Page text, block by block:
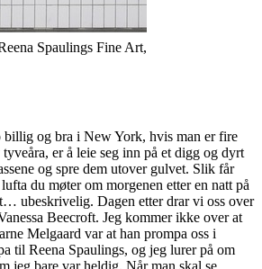
Spaulings Fine Art,
billig og bra i New York, hvis man er fire
er å leie seg inn på et digg og dyrt
og spre dem utover gulvet. Slik får
du møter om morgenen etter en natt på
ubeskrivelig. Dagen etter drar vi oss over
Beecroft. Jeg kommer ikke over at
Melgaard var at han prompa oss i
til Reena Spaulings, og jeg lurer på om
jeg bare var heldig. Når man skal se